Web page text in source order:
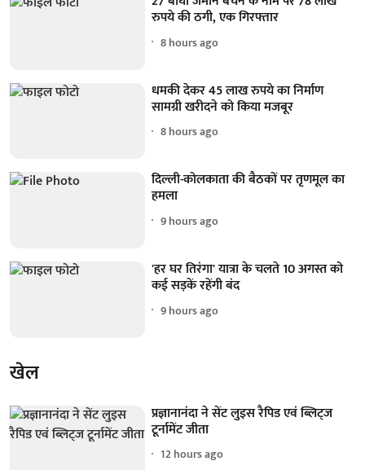
रुपये की ठगी, एक गिरफ्तार
8 hours ago
धमकी देकर 45 लाख रुपये का निर्माण
सामग्री खरीदने को किया मजबूर
8 hours ago
दिल्ली-कोलकाता की बैठकों पर तृणमूल का
हमला
9 hours ago
'हर घर तिरंगा' यात्रा के चलते 10 अगस्त को
कई सड़कें रहेंगी बंद
9 hours ago
खेल
प्रज्ञानानंदा ने सेंट लुइस रैपिड एवं ब्लिट्ज
टूर्नामेंट जीता
12 hours ago